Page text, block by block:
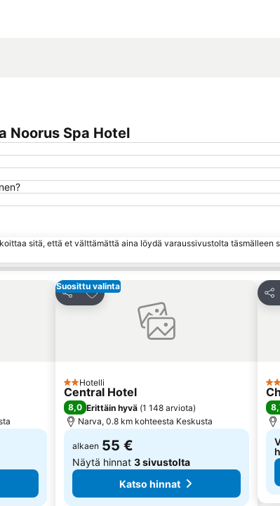
Noorus Spa Hotel
sitä, että et välttämättä aina löydä varaussivustolta täsmälleen
Suosittu valinta
Jaa
Lisää suosikkeihin
2 Tähtiluokitus
Hotelli
Central Hotel
8,0 Erittäin hyvä (1 148 arviota)
Narva, 0.8 km kohteesta Keskusta
alkaen 55 €
Näytä hinnat 3 sivustolta
Katso hinnat
Jaa
3